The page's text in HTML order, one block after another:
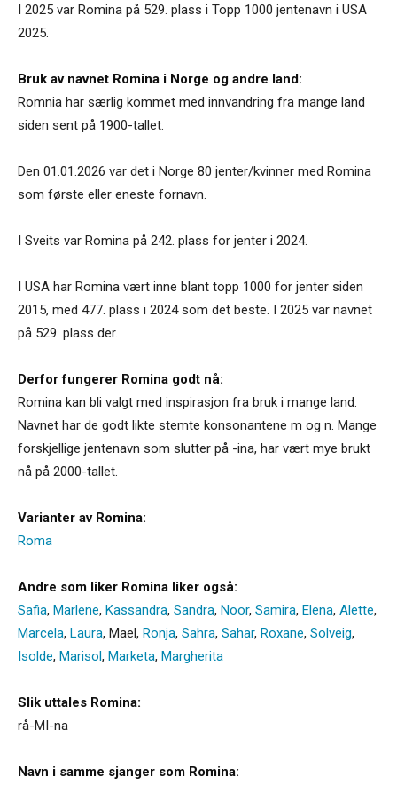
I 2025 var Romina på 529. plass i Topp 1000 jentenavn i USA
2025.
Bruk av navnet Romina i Norge og andre land:
Romnia har særlig kommet med innvandring fra mange land
siden sent på 1900-tallet.
Den 01.01.2026 var det i Norge 80 jenter/kvinner med Romina
som første eller eneste fornavn.
I Sveits var Romina på 242. plass for jenter i 2024.
I USA har Romina vært inne blant topp 1000 for jenter siden
2015, med 477. plass i 2024 som det beste. I 2025 var navnet
på 529. plass der.
Derfor fungerer Romina godt nå:
Romina kan bli valgt med inspirasjon fra bruk i mange land.
Navnet har de godt likte stemte konsonantene m og n. Mange
forskjellige jentenavn som slutter på -ina, har vært mye brukt
nå på 2000-tallet.
Varianter av Romina:
Roma
Andre som liker Romina liker også:
Safia, Marlene, Kassandra, Sandra, Noor, Samira, Elena, Alette,
Marcela, Laura, Mael, Ronja, Sahra, Sahar, Roxane, Solveig,
Isolde, Marisol, Marketa, Margherita
Slik uttales Romina:
rå-MI-na
Navn i samme sjanger som Romina: